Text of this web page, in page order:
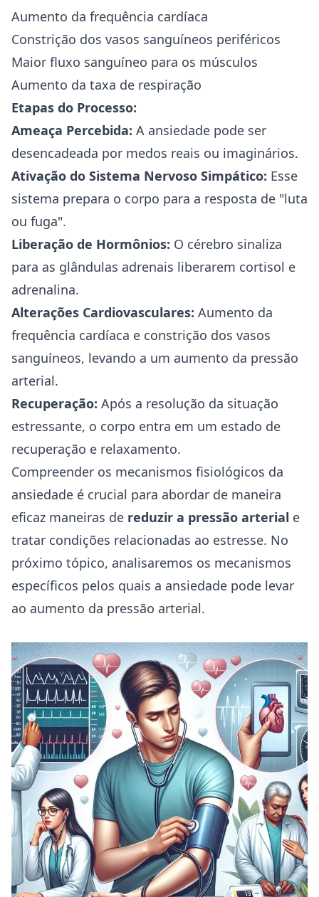
Aumento da frequência cardíaca
Constrição dos vasos sanguíneos periféricos
Maior fluxo sanguíneo para os músculos
Aumento da taxa de respiração
Etapas do Processo:
Ameaça Percebida: A ansiedade pode ser
desencadeada por medos reais ou imaginários.
Ativação do Sistema Nervoso Simpático: Esse
sistema prepara o corpo para a resposta de "luta
ou fuga".
Liberação de Hormônios: O cérebro sinaliza
para as glândulas adrenais liberarem cortisol e
adrenalina.
Alterações Cardiovasculares: Aumento da
frequência cardíaca e constrição dos vasos
sanguíneos, levando a um aumento da pressão
arterial.
Recuperação: Após a resolução da situação
estressante, o corpo entra em um estado de
recuperação e relaxamento.
Compreender os mecanismos fisiológicos da
ansiedade é crucial para abordar de maneira
eficaz maneiras de reduzir a pressão arterial e
tratar condições relacionadas ao estresse. No
próximo tópico, analisaremos os mecanismos
específicos pelos quais a ansiedade pode levar
ao aumento da pressão arterial.